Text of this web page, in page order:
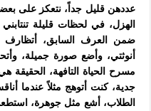
عددهن قليل جداً، نتعكز على
الهزل، في لحظات قليلة
ضمن العرف السابق،
أنوثتي، وأضع صورة جميلة،
مسرح الحياة التافهة، الحقيقة
جدية، كنت أتوهج مثلاً عندما
الطلاب، أشع مثل جوهرة،